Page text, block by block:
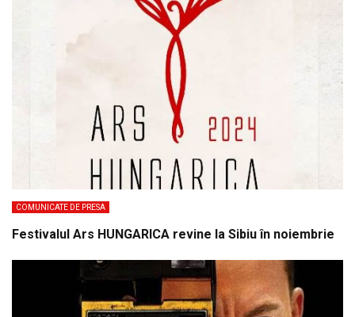
COMUNICATE DE PRESA
Festivalul Ars HUNGARICA revine la Sibiu în noiembrie